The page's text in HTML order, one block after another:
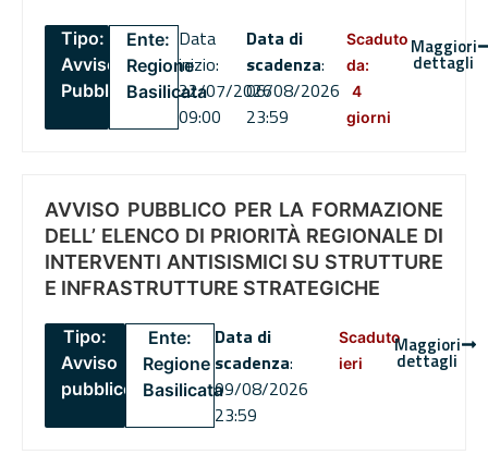
Tipo:
Avviso
Pubblico
Ente:
Regione
Basilicata
Data
inizio:
22/07/2026
09:00
Data di
scadenza:
06/08/2026
23:59
Scaduto
da:
4
giorni
Maggiori
dettagli
AVVISO PUBBLICO PER LA FORMAZIONE
DELL’ ELENCO DI PRIORITÀ REGIONALE DI
INTERVENTI ANTISISMICI SU STRUTTURE
E INFRASTRUTTURE STRATEGICHE
Tipo:
Avviso
pubblico
Ente:
Regione
Basilicata
Data di
scadenza:
09/08/2026
23:59
Scaduto
ieri
Maggiori
dettagli